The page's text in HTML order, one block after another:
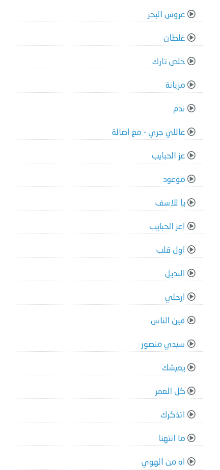
عروس البحر
غلطان
خلص تارك
مزيانة
ندم
عاللي جري - مع اصالة
عز الحبايب
موعود
يا للاسف
اعز الحبايب
اول قلب
البديل
ارحلي
فين الناس
سيدي منصور
يعيشك
كل العمر
اتذكرك
ما انتهنا
اه من الهوي